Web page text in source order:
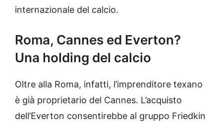
internazionale del calcio.
Roma, Cannes ed Everton?
Una holding del calcio
Oltre alla Roma, infatti, l’imprenditore texano
è già proprietario del Cannes. L’acquisto
dell’Everton consentirebbe al gruppo Friedkin